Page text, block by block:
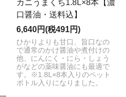
カニうまくち1.8L×8本【濃
口醤油・送料込】
6,640円(税491円)
ひかりよりも甘口、旨口なの
で通常のかけ醤油や煮付けの
他、にんにく・にら・しょう
がなどの薬味醤油にも最適で
す。※1.8L×8本入りのペット
ボトル入りになりました。